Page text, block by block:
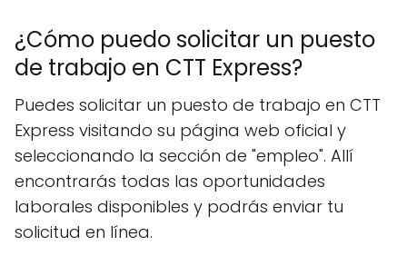
¿Cómo puedo solicitar un puesto
de trabajo en CTT Express?
Puedes solicitar un puesto de trabajo en CTT
Express visitando su página web oficial y
seleccionando la sección de "empleo". Allí
encontrarás todas las oportunidades
laborales disponibles y podrás enviar tu
solicitud en línea.